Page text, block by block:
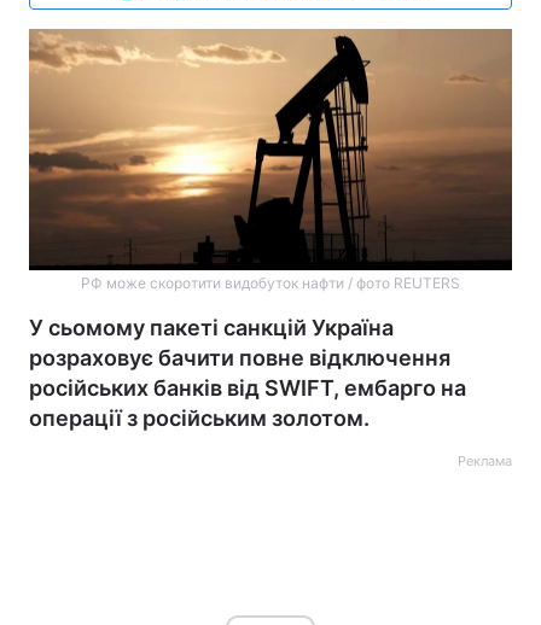
РФ може скоротити видобуток нафти / фото REUTERS
У сьомому пакеті санкцій Україна
розраховує бачити повне відключення
російських банків від SWIFT, ембарго на
операції з російським золотом.
Реклама